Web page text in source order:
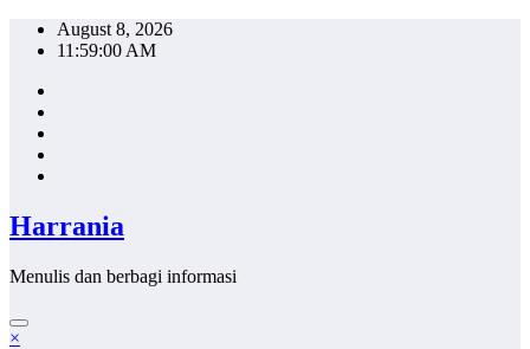
Skip
August 8, 2026
11:59:00 AM
Harrania
Menulis dan berbagi informasi
×